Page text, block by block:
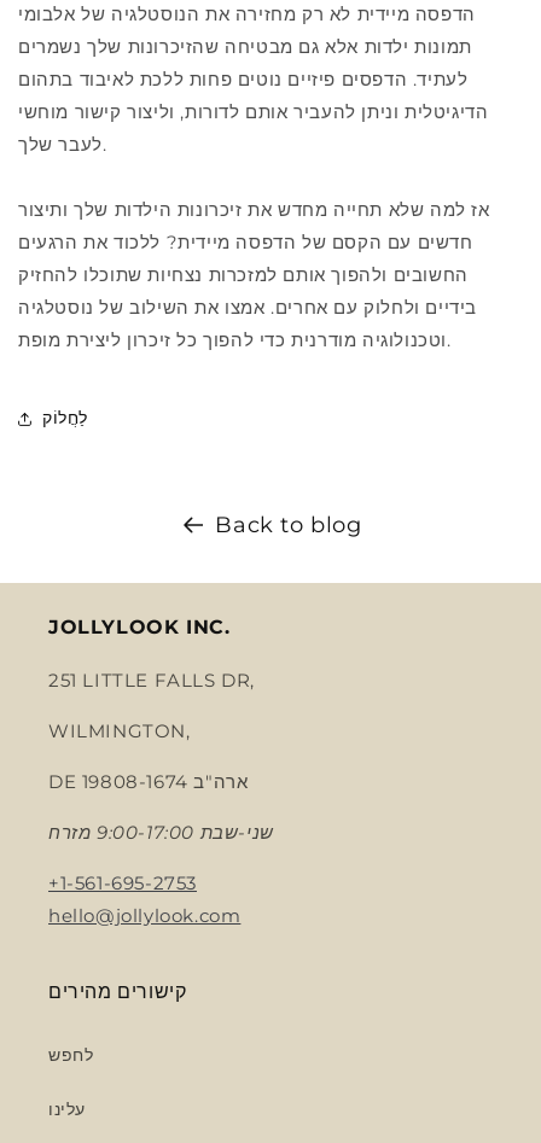
הדפסה מיידית לא רק מחזירה את הנוסטלגיה של אלבומי
תמונות ילדות אלא גם מבטיחה שהזיכרונות שלך נשמרים
לעתיד. הדפסים פיזיים נוטים פחות ללכת לאיבוד בתהום
הדיגיטלית וניתן להעביר אותם לדורות, וליצור קישור מוחשי
לעבר שלך.
אז למה שלא תחייה מחדש את זיכרונות הילדות שלך ותיצור
חדשים עם הקסם של הדפסה מיידית? ללכוד את הרגעים
החשובים ולהפוך אותם למזכרות נצחיות שתוכלו להחזיק
בידיים ולחלוק עם אחרים. אמצו את השילוב של נוסטלגיה
וטכנולוגיה מודרנית כדי להפוך כל זיכרון ליצירת מופת.
לַחֲלוֹק
Back to blog
JOLLYLOOK INC.
251 LITTLE FALLS DR,
WILMINGTON,
DE 19808-1674 ארה"ב
שני-שבת 9:00-17:00 מזרח
+1-561-695-2753
hello@jollylook.com
קישורים מהירים
לחפש
עלינו